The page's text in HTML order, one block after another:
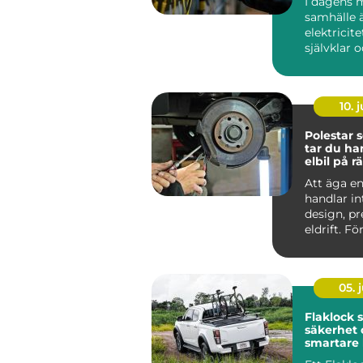
samhälle
självklar
v&ar...
10.
Polestar
tar du
elbil på
Att äga
handlar
design,
eldrift.
05.
Flaklock skydd,
säkerhet
smartare